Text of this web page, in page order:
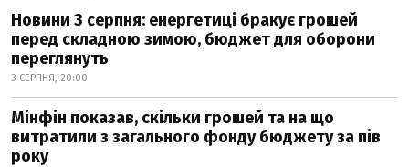
Новини 3 серпня: енергетиці бракує грошей
перед складною зимою, бюджет для оборони
переглянуть
3 СЕРПНЯ, 20:00
Мінфін показав, скільки грошей та на що
витратили з загального фонду бюджету за пів
року